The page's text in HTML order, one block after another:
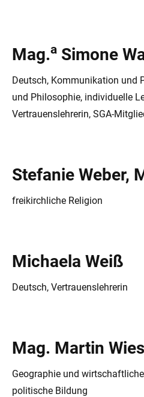
Mag.a Simone
Deutsch, Kommunikation und
und Philosophie, individuelle
Vertrauenslehrerin, SGA-
Stefanie Weber,
freikirchliche Religion
Michaela Weiß
Deutsch, Vertrauenslehrerin
Mag. Martin
Geographie und
politische Bildung